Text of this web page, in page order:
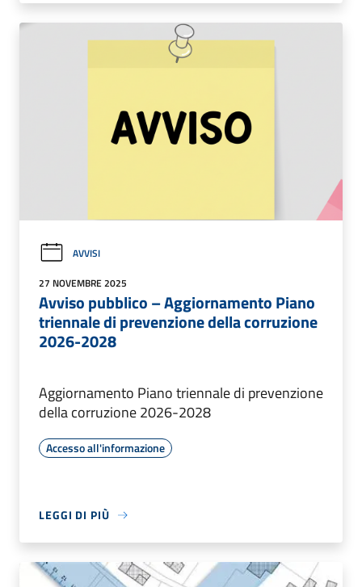
AVVISI
27 NOVEMBRE 2025
Avviso pubblico – Aggiornamento Piano
triennale di prevenzione della corruzione
2026-2028
Aggiornamento Piano triennale di prevenzione
della corruzione 2026-2028
Accesso all'informazione
LEGGI DI PIÙ